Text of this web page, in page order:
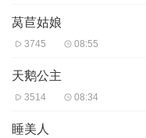
莴苣姑娘
3745 08:55
天鹅公主
3514 08:34
睡美人